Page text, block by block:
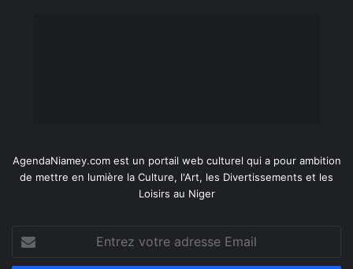
AgendaNiamey.com est un portail web culturel qui a pour ambition
de mettre en lumière la Culture, l'Art, les Divertissements et les
Loisirs au Niger
Entrez
votre